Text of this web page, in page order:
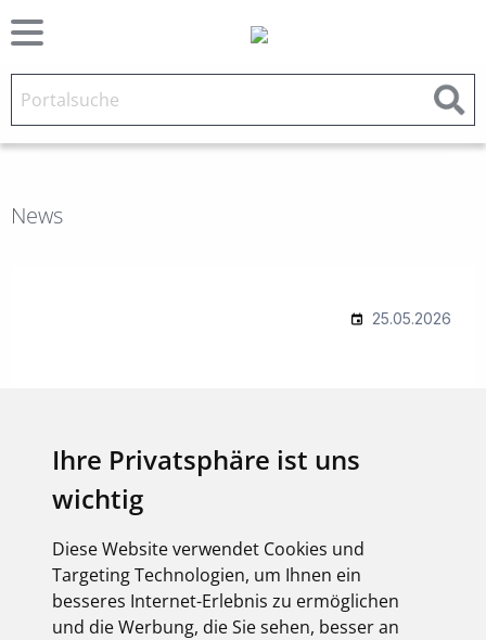
Ihre Privatsphäre ist uns
wichtig
Diese Website verwendet Cookies und
Targeting Technologien, um Ihnen ein
besseres Internet-Erlebnis zu ermöglichen
und die Werbung, die Sie sehen, besser an
News